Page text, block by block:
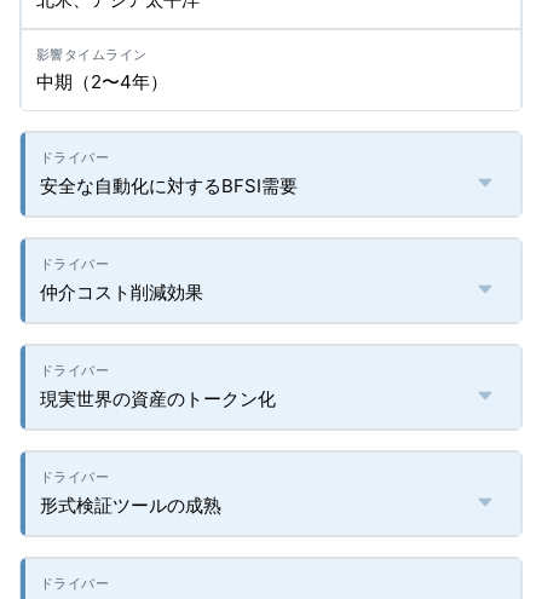
中期（2〜4年）
安全な自動化に対するBFSI需要
仲介コスト削減効果
現実世界の資産のトークン化
形式検証ツールの成熟